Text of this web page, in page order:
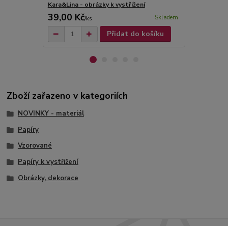
Kara&Lina - obrázky k vystřižení
39,00 Kč/ks Skladem
Přidat do košíku
Zboží zařazeno v kategoriích
NOVINKY - materiál
Papíry
Vzorované
Papíry k vystřižení
Obrázky, dekorace